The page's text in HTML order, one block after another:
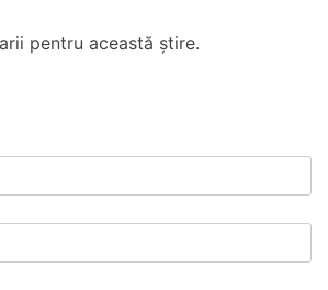
pentru această știre.